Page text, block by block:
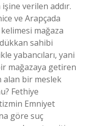
verilen addır.
ve Arapçada
mağaza
sahibi
yabancıları, yani
mağazaya getiren
alan bir meslek
Fethiye
Emniyet
göre suç